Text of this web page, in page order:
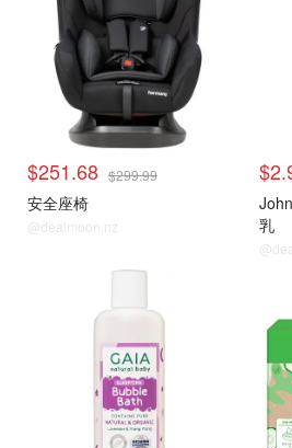
$251.68 $299.99
安全座椅
@dealmoon.nz
乳